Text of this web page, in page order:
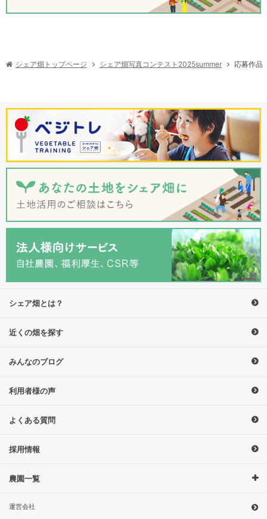
シェア畑トップページ シェア畑写真コンテスト2025summer 応募作品
シェア畑とは？
近くの畑を探す
みんなのブログ
利用者様の声
よくある質問
採用情報
農園一覧
運営会社